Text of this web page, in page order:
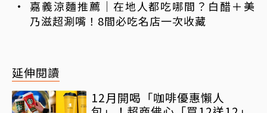
嘉義涼麵推薦｜在地人都吃哪間？白醋＋美
乃滋超涮嘴！8間必吃名店一次收藏
延伸閱讀
12月開喝「咖啡優惠懶人